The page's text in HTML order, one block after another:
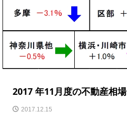
2017 年11月度の不動産相場
2017.12.15